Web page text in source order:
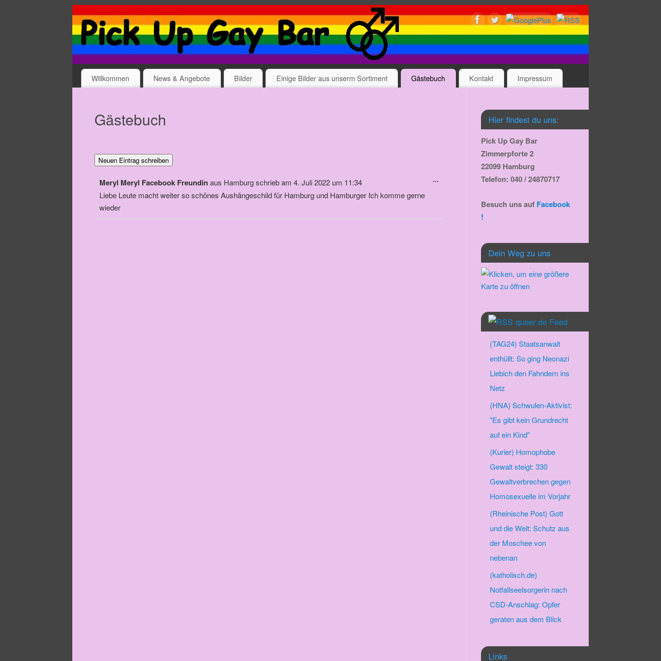
Willkommen News & Angebote Bilder Einige Bilder aus unserm Sortiment Gästebuch Kontakt Impressum
Gästebuch
Meryl Meryl Facebook Freundinaus Hamburgschrieb am 4. Juli 2022 um 11:34
Liebe Leute macht weiter so schönes Aushängeschild für Hamburg und Hamburger Ich komme gerne
wieder
...
Hier findest du uns:
Pick Up Gay Bar
Zimmerpforte 2
22099 Hamburg
Telefon: 040 / 24870717
Besuch uns auf Facebook
!
Dein Weg zu uns
queer.de Feed
(TAG24) Staatsanwalt
enthüllt: So ging Neonazi
Liebich den Fahndern ins
Netz
(HNA) Schwulen-Aktivist:
"Es gibt kein Grundrecht
auf ein Kind"
(Kurier) Homophobe
Gewalt steigt: 330
Gewaltverbrechen gegen
Homosexuelle im Vorjahr
(Rheinische Post) Gott
und die Welt: Schutz aus
der Moschee von
nebenan
(katholisch.de)
Notfallseelsorgerin nach
CSD-Anschlag: Opfer
geraten aus dem Blick
Links